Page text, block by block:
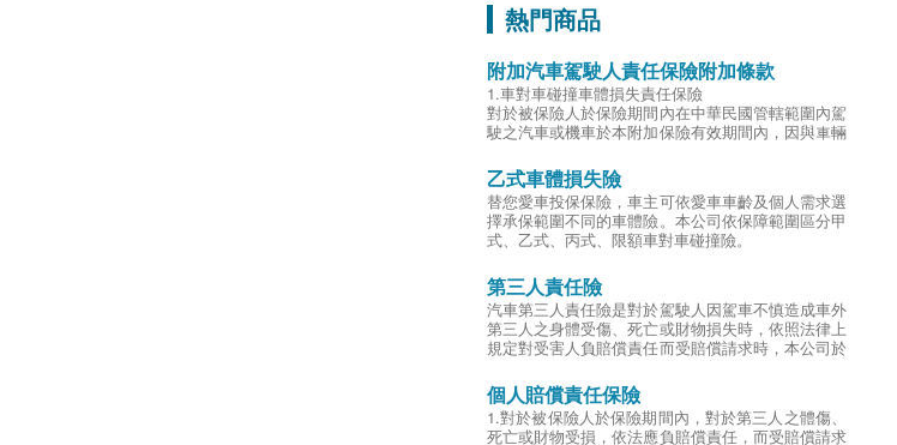
熱門商品
附加汽車駕駛人責任保險附加條款
1.車對車碰撞車體損失責任保險
對於被保險人於保險期間內在中華民國管轄範圍內駕
駛之汽車或機車於本附加保險有效期間內，因與車輛
車輛後，依法對車輛所有人應負賠償責任而受賠償請
求時，本公司對被保險人負賠償責任。
賠付金額最高5萬元為限。
對造汽車雖肇事逃逸無法確認，但經憲警現場處理且
經由本公司查證屬實者，本公司亦負賠償之責。
對於被保險人於保險期間內在中華民國管轄範圍內駕
駛之汽車或機車發生意外事故不慎造成車外其他人第
三人之身體傷害、死亡或財物損失時，依照法律上規
定對受害人應負賠償責任而受賠償請求時，本公司於
超過強制汽車責任保險金額以上之部份對被保險人負
賠償之責。
第三人每人體傷最高10萬元為限；每次事故體傷總和
最高20萬為限。
第三人每次事故財損最高3萬元為限。
乙式車體損失險
替您愛車投保保險，車主可依愛車車齡及個人需求選
擇承保範圍不同的車體險。本公司依保障範圍區分甲
式、乙式、丙式、限額車對車碰撞險。
第三人責任險
汽車第三人責任險是對於駕駛人因駕車不慎造成車外
第三人之身體受傷、死亡或財物損失時，依照法律上
規定對受害人負賠償責任而受賠償請求時，本公司於
賠償之責。一般發生傷亡事故時，法官將依受害者的
身分、地位、年齡、家庭撫養人數等條件，來判定和
解金，在求償意識高漲的年代，第三人傷害責任險更
個人賠償責任保險
1.對於被保險人於保險期間內，對於第三人之體傷、
死亡或財物受損，依法應負賠償責任，而受賠償請求